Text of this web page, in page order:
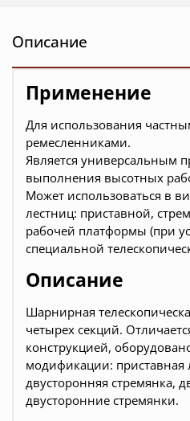
Описание
Применение
Для использования
ремесленниками.
Является универсальным
выполнения высотных
Может использоваться в
лестниц: приставной,
рабочей платформы (при
специальной
Описание
Шарнирная
четырех секций.
конструкцией,
модификации: приставная
двусторонняя стремянка,
двусторонние стремянки.